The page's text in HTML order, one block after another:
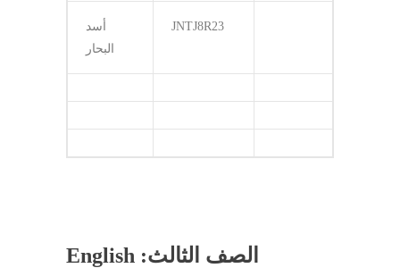
أسد
البحار
JNTJ8R23
English :الصف الثالث